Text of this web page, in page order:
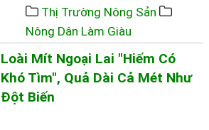
Thị Trường Nông Sản
Nông Dân Làm Giàu
Loài Mít Ngoại Lai "hiếm Có
Khó Tìm", Quả Dài Cả Mét Như
Đột Biến